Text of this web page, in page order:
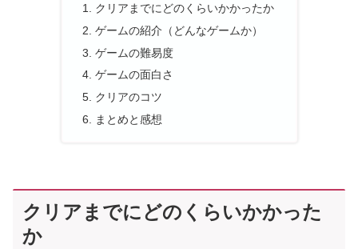
クリアまでにどのくらいかかったか
ゲームの紹介（どんなゲームか）
ゲームの難易度
ゲームの面白さ
クリアのコツ
まとめと感想
クリアまでにどのくらいかかった
か